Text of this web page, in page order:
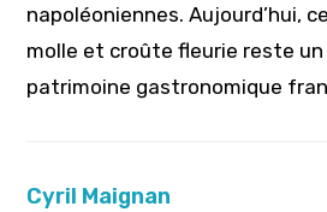
napoléoniennes. Aujourd’hui,
molle et croûte fleurie reste un
patrimoine gastronomique
Cyril Maignan